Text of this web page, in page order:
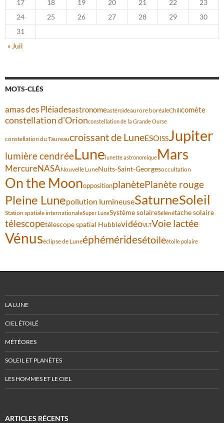
17 18 19 20 21 22
23
24
25 26 27 28 29
30
31
« Juil
MOTS-CLÉS
amas des Pléiadesastronomeastéroïdeaurore boréaleChilicomète
constellation d'Orionconstellation de la Grande Ourse
constellation du Taureaucroissant de LuneESOISSJupiter
lumière cendréeLunelunette astronomiqueMars
MercureNASANouvelle LuneNuits-Saint-Georgesoccultation
On the MoonoppositionplanètePlanète rouge
Pleine Lunepollution lumineuseSaturneSoleil
Station spatiale internationaleSuper LuneSystème solaireSélénétache solaire
télescopetélescope spatial HubblevidéoVLTVoie lactée
Vénuséclipse de Luneéphéméridesétoileétoile polaire
LA LUNE
CIEL ÉTOILÉ
MÉTÉORES
SOLEIL ET PLANÈTES
LES HOMMES ET LE CIEL
ARTICLES RÉCENTS